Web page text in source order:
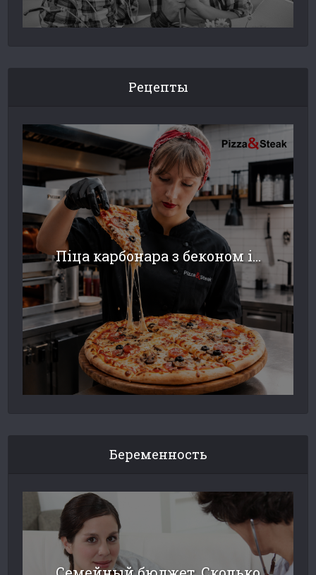
Рецепты
Піца карбонара з беконом і...
Беременность